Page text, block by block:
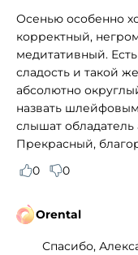
Осенью особенно
корректный,
медитативный.
сладость и такой
абсолютно
назвать
слышат обладатель
Прекрасный,
0
0
Orental
Спасибо,